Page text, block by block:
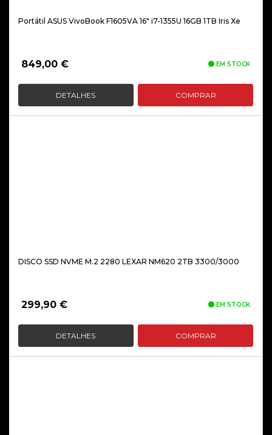
Portátil ASUS VivoBook F1605VA 16″ i7-1355U 16GB 1TB Iris Xe
849,00 € EM STOCK
DETALHES COMPRAR
DISCO SSD NVME M.2 2280 LEXAR NM620 2TB 3300/3000
299,90 € EM STOCK
DETALHES COMPRAR